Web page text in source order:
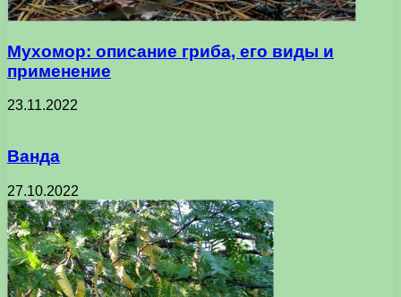
Мухомор: описание гриба, его виды и
применение
23.11.2022
Ванда
27.10.2022